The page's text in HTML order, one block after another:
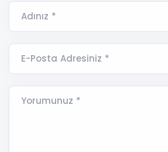
Adınız *
E-Posta Adresiniz *
Yorumunuz *